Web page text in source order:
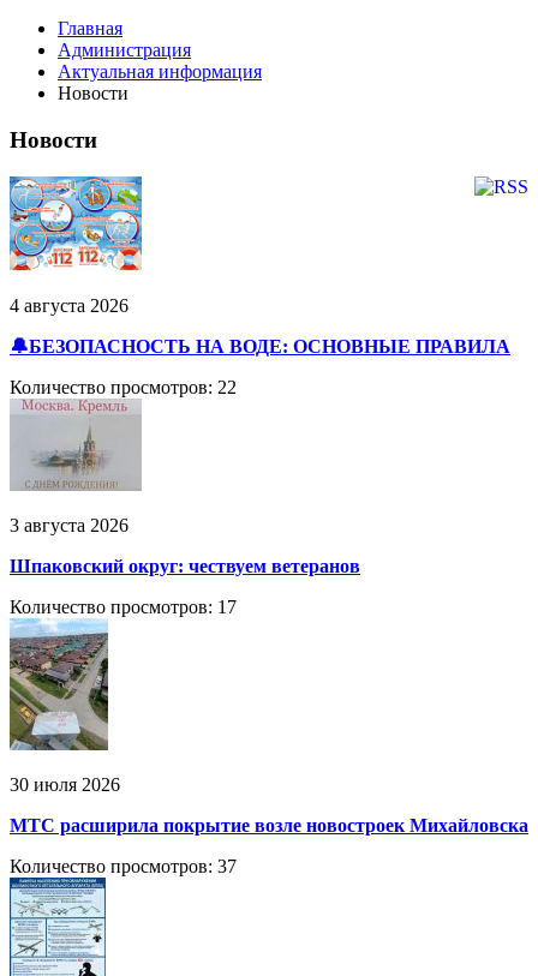
Главная
Администрация
Актуальная информация
Новости
Новости
4 августа 2026
🔔БЕЗОПАСНОСТЬ НА ВОДЕ: ОСНОВНЫЕ ПРАВИЛА
Количество просмотров: 22
3 августа 2026
Шпаковский округ: чествуем ветеранов
Количество просмотров: 17
30 июля 2026
МТС расширила покрытие возле новостроек Михайловска
Количество просмотров: 37